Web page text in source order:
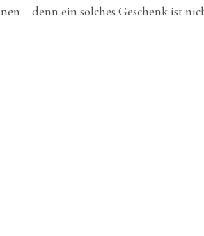
– denn ein solches Geschenk ist